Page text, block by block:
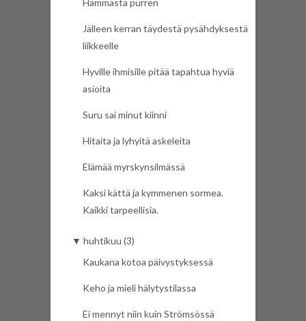
Hammasta purren
Jälleen kerran täydestä pysähdyksestä
liikkeelle
Hyville ihmisille pitää tapahtua hyviä
asioita
Suru sai minut kiinni
Hitaita ja lyhyitä askeleita
Elämää myrskynsilmässä
Kaksi kättä ja kymmenen sormea.
Kaikki tarpeellisia.
▼ huhtikuu (3)
Kaukana kotoa päivystyksessä
Keho ja mieli hälytystilassa
Ei mennyt niin kuin Strömsössä